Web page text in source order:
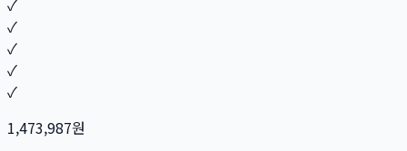
✓
✓
✓
✓
1,473,987원